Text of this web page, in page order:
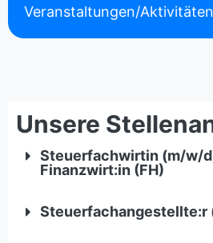
Veranstaltungen/Aktivitäten
Unsere
Steuerfachwirtin (m/w/
Finanzwirt:in (FH)
Steuerfachangestellte:r